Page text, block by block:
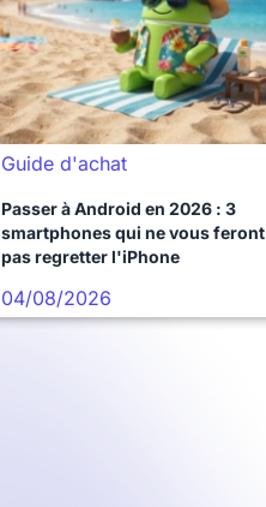
Guide d'achat
Passer à Android en 2026 : 3
smartphones qui ne vous feront
pas regretter l'iPhone
04/08/2026